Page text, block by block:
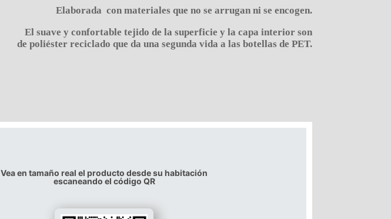
Elaborada con materiales que no se arrugan ni se encogen.
El suave y confortable tejido de la superficie y la capa interior son
de poliéster reciclado que da una segunda vida a las botellas de PET.
Vea en tamaño real el producto desde su habitación
escaneando el código QR